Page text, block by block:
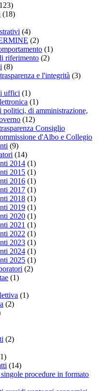
(18)
(4)
(2)
(1)
riferimento (2)
(8)
e l'integrità (3)
uffici (1)
(1)
di amministrazione,
(12)
Consiglio
d'Albo e Collegio
(9)
(14)
2014 (1)
2015 (1)
2016 (1)
2017 (1)
2018 (1)
2019 (1)
2020 (1)
2021 (1)
2022 (1)
2023 (1)
2024 (1)
2025 (1)
(2)
(1)
(1)
(2)
(2)
(14)
procedure in formato